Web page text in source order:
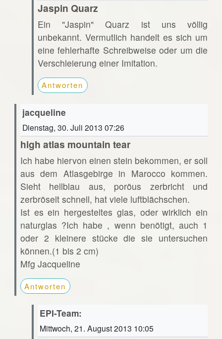
Jaspin Quarz
Ein "Jaspin" Quarz ist uns völlig
unbekannt. Vermutlich handelt es sich um
eine fehlerhafte Schreibweise oder um die
Verschleierung einer Imitation.
Antworten
jacqueline
Dienstag, 30. Juli 2013 07:26
high atlas mountain tear
Ich habe hiervon einen stein bekommen, er soll
aus dem Atlasgebirge in Marocco kommen.
Sieht hellblau aus, poröus zerbricht und
zerbröselt schnell, hat viele luftblächschen.
Ist es ein hergesteltes glas, oder wirklich ein
naturglas ?Ich habe , wenn benötigt, auch 1
oder 2 kleinere stücke die sie untersuchen
können.(1 bis 2 cm)
Mfg Jacqueline
Antworten
EPI-Team:
Mittwoch, 21. August 2013 10:05